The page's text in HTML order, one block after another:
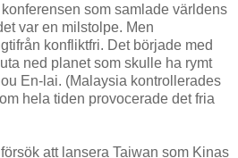
som samlade världens
var en milstolpe. Men
konfliktfri. Det började med
ned planet som skulle ha rymt
En-lai. (Malaysia kontrollerades
hela tiden provocerade det fria
att lansera Taiwan som Kinas